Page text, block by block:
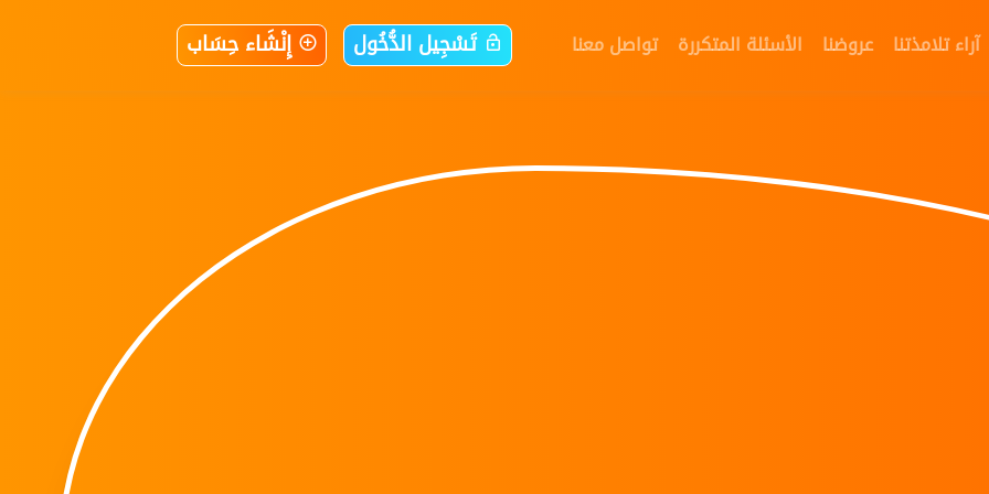
آراء تلامذتنا عروضنا الأسئلة المتكررة تواصل معنا تَسْجِيل الدُّخُول إِنْشَاء حِسَاب